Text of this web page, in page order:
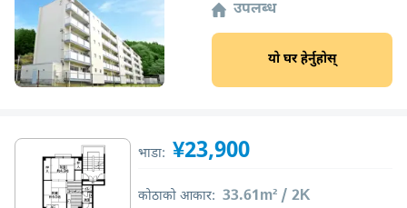
उपलब्ध
यो घर हेर्नुहोस्
भाडा: ¥23,900
कोठाको आकार: 33.61m² / 2K